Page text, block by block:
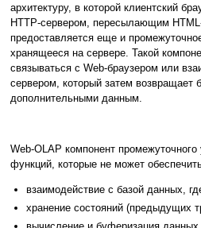
архитектуру, в которой клиентский
HTTP-сервером, пересылающим
предоставляется еще и
хранящееся на сервере. Такой
связываться с Web-браузером или
сервером, который затем возвращает
дополнительными данным.
Web-OLAP компонент
функций, которые не может
взаимодействие с базой данных,
хранение состояний (предыдущих